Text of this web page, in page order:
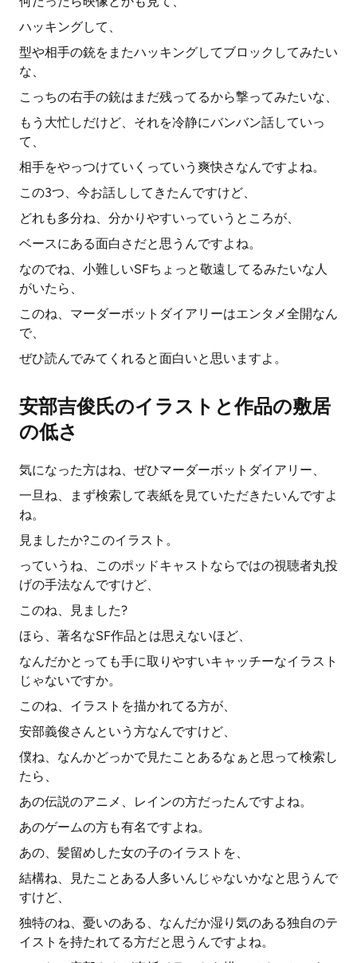
ハッキングして、
型や相手の銃をまたハッキングしてブロックしてみたい
な、
こっちの右手の銃はまだ残ってるから撃ってみたいな、
もう大忙しだけど、それを冷静にバンバン話していっ
て、
相手をやっつけていくっていう爽快さなんですよね。
この3つ、今お話ししてきたんですけど、
どれも多分ね、分かりやすいっていうところが、
ベースにある面白さだと思うんですよね。
なのでね、小難しいSFちょっと敬遠してるみたいな人
がいたら、
このね、マーダーボットダイアリーはエンタメ全開なん
で、
ぜひ読んでみてくれると面白いと思いますよ。
安部吉俊氏のイラストと作品の敷居
の低さ
気になった方はね、ぜひマーダーボットダイアリー、
一旦ね、まず検索して表紙を見ていただきたいんですよ
ね。
見ましたか?このイラスト。
っていうね、このポッドキャストならではの視聴者丸投
げの手法なんですけど、
このね、見ました?
ほら、著名なSF作品とは思えないほど、
なんだかとっても手に取りやすいキャッチーなイラスト
じゃないですか。
このね、イラストを描かれてる方が、
安部義俊さんという方なんですけど、
僕ね、なんかどっかで見たことあるなぁと思って検索し
たら、
あの伝説のアニメ、レインの方だったんですよね。
あのゲームの方も有名ですよね。
あの、髪留めした女の子のイラストを、
結構ね、見たことある人多いんじゃないかなと思うんで
すけど、
独特のね、憂いのある、なんだか湿り気のある独自のテ
イストを持たれてる方だと思うんですよね。